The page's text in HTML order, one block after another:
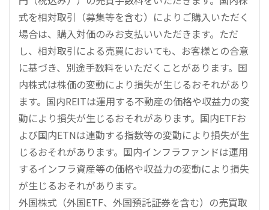
式を相対取引（募集等を含む）によりご購入いただく
場合は、購入対価のみお支払いいただきます。ただ
し、相対取引による売買においても、お客様との合意
に基づき、別途手数料をいただくことがあります。国
内株式は株価の変動により損失が生じるおそれがあり
ます。国内REITは運用する不動産の価格や収益力の変
動により損失が生じるおそれがあります。国内ETFお
よび国内ETNは連動する指数等の変動により損失が生
じるおそれがあります。国内インフラファンドは運用
するインフラ資産等の価格や収益力の変動により損失
が生じるおそれがあります。
外国株式（外国ETF、外国預託証券を含む）の売買取